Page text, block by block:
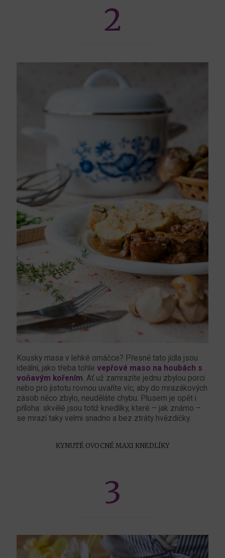
2
Kousky masa v lehké omáčce? Přesně tato jídla jsou
ideální, jako třeba tohle vepřové maso na houbách s
voňavým kořením. Ať už zamrazíte jednu zbylou porci
nebo pro jistotu rovnou uvaříte víc, aby do mrazákových
zásob něco zbylo, neuděláte chybu. Plusem je opět i
příloha: skvělé jsou totiž knedlíky, které – jak známo –
se mrazí taky velmi snadno a bez ztráty hvězdičky.
KYNUTÉ OVOCNÉ MAXI KNEDLÍKY
3